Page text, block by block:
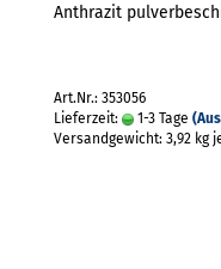
Anthrazit
Art.Nr.: 353056
Lieferzeit:
1-3 Tage
Versandgewicht: 3,92 kg